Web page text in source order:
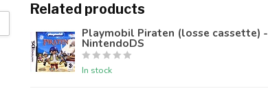
Related products
Playmobil Piraten (losse cassette) -
NintendoDS
In stock